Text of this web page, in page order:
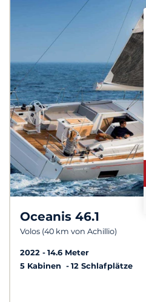
Oceanis 46.1
Volos (40 km von Achillio)
2022
14.6 Meter
5 Kabinen
12 Schlafplätze